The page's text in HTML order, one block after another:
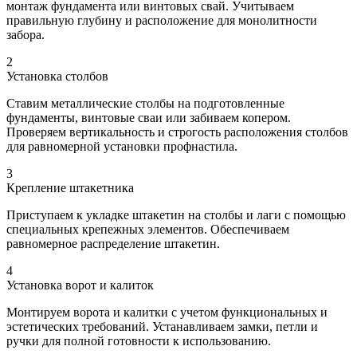
монтаж фундамента или винтовых свай. Учитываем
правильную глубину и расположение для монолитности
забора.
2
Установка столбов
Ставим металлические столбы на подготовленные
фундаменты, винтовые сваи или забиваем копером.
Проверяем вертикальность и строгость расположения столбов
для равномерной установки профнастила.
3
Крепление штакетника
Приступаем к укладке штакетин на столбы и лаги с помощью
специальных крепежных элементов. Обеспечиваем
равномерное распределение штакетин.
4
Установка ворот и калиток
Монтируем ворота и калитки с учетом функциональных и
эстетических требований. Устанавливаем замки, петли и
ручки для полной готовности к использованию.